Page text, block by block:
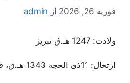
فوریه 26, 2026 از admin
ولادت: 1247 هـ.ق تبریز
ارتحال: 11ذی الحجه 1343 هـ.ق، قم قبرستان شیخان